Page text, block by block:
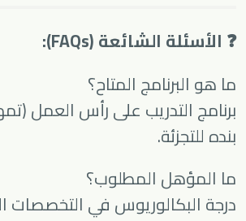
❓ الأسئلة الشائعة (FAQs):
ما هو البرنامج المتاح؟
برنامج التدريب على رأس العمل
بنده للتجزئة.
ما المؤهل المطلوب؟
درجة البكالوريوس في التخصصات